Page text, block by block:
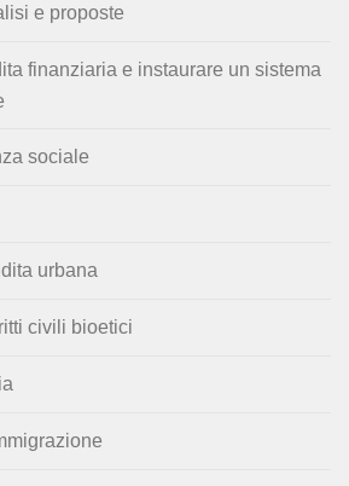
e proposte
finanziaria e instaurare un sistema
sociale
urbana
civili bioetici